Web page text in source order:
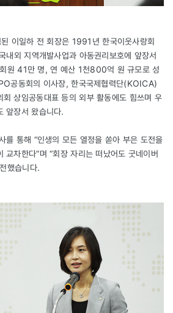
이일하 전 회장은 1991년 한국이웃사랑회
내외 지역개발사업과 아동권리보호에 앞장서
원 41만 명, 연 예산 1천800억 원 규모로 성
공동회의 이사장, 한국국제협력단(KOICA)
회 상임공동대표 등의 외부 활동에도 힘쓰며 우
앞장서 왔습니다.
를 통해 “인생의 모든 열정을 쏟아 부은 도전을
교차한다“며 “회장 자리는 떠났어도 굿네이버
했습니다.